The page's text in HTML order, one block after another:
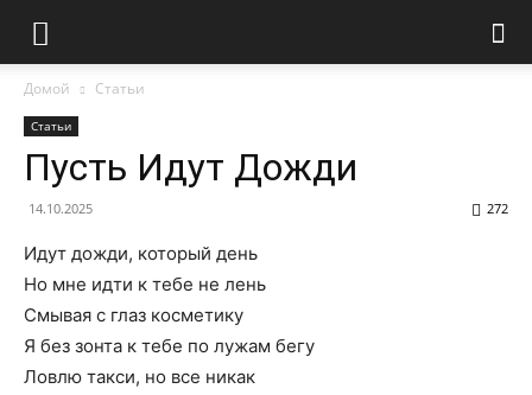
Домой Статьи
Статьи
Пусть Идут Дожди
14.10.2025 272
Идут дожди, который день
Но мне идти к тебе не лень
Смывая с глаз косметику
Я без зонта к тебе по лужам бегу
Ловлю такси, но все никак